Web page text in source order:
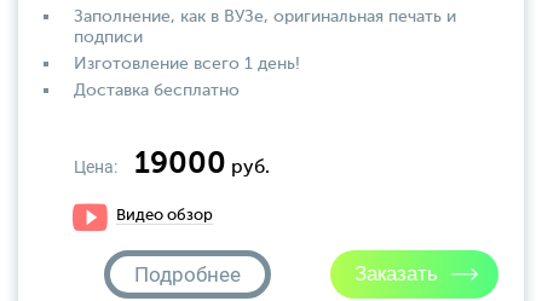
Заполнение, как в ВУЗе, оригинальная печать и
подписи
Изготовление всего 1 день!
Доставка бесплатно
Цена: 19000 руб.
Видео обзор
Подробнее